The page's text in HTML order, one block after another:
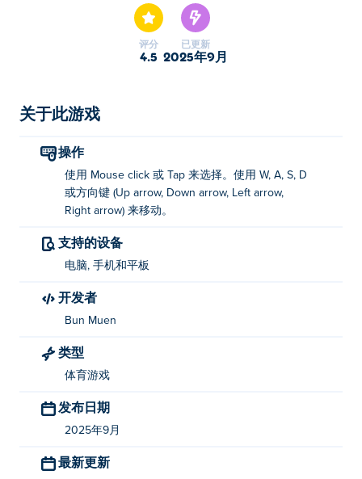
练你的手臂、腿部、核心肌群和背部。训练越刻苦，你就
会变得越强壮。一旦你斗志昂扬，就踏上拳击台，与其他
玩家一较高低，检验你的实力吧！准备好训练、战斗，成
如何玩 Beach Boxing Simulator？
谁创造了 Beach Boxing Simulator？
Beach Boxing Simulator 由Bun Muen开发。在 Poki (宝
如何免费玩 Beach Boxing Simulator？
您可以在 Poki 上免费玩 Beach Boxing Simulator。
Simulator 吗？
电脑等移动设备上玩。
评分
4.5
已更新
2025年9月
关于此游戏
操作
使用 Mouse click 或 Tap 来选择。使用 W, A, S, D
或方向键 (Up arrow, Down arrow, Left arrow,
Right arrow) 来移动。
支持的设备
电脑, 手机和平板
开发者
Bun Muen
类型
体育游戏
发布日期
2025年9月
最新更新